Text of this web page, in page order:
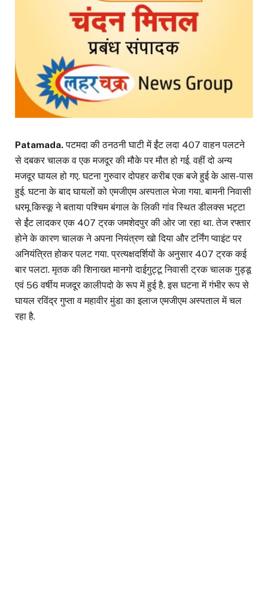
Patamada.पटमदा की ठनठनी घाटी में ईंट लदा 407 वाहन पलटने
से दबकर चालक व एक मजदूर की मौके पर मौत हो गई. वहीं दो अन्य
मजदूर घायल हो गए. घटना गुरुवार दोपहर करीब एक बजे हुई के आस-पास
हुई. घटना के बाद घायलों को एमजीएम अस्पताल भेजा गया. बामनी निवासी
धरमू किस्कू ने बताया पश्चिम बंगाल के लिकी गांव स्थित डीलक्स भट्टा
से ईंट लादकर एक 407 ट्रक जमशेदपुर की ओर जा रहा था. तेज रफ्तार
होने के कारण चालक ने अपना नियंत्रण खो दिया और टर्निंग प्वाइंट पर
अनियंत्रित होकर पलट गया. प्रत्यक्षदर्शियों के अनुसार 407 ट्रक कई
बार पलटा. मृतक की शिनाख्त मानगो दाईगुट्टू निवासी ट्रक चालक गुड्डू
एवं 56 वर्षीय मजदूर कालीपदो के रूप में हुई है. इस घटना में गंभीर रूप से
घायल रविंद्र गुप्ता व महावीर मुंडा का इलाज एमजीएम अस्पताल में चल
रहा है.